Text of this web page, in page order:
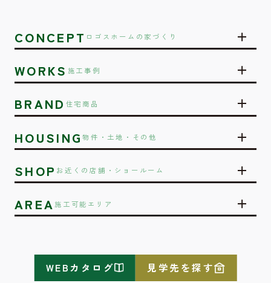
CONCEPT ロゴスホームの家づくり
WORKS 施工事例
BRAND 住宅商品
HOUSING物件・土地・その他
SHOP お近くの店舗・ショールーム
AREA施工可能エリア
WEBカタログ 見学先を探す